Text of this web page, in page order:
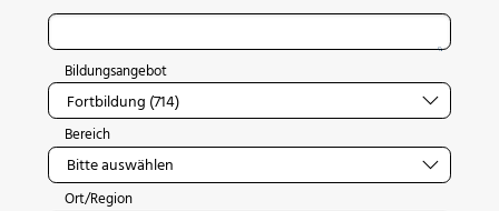
Bildungsangebot
Bereich
Ort/Region